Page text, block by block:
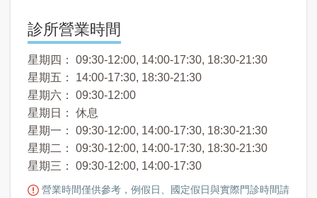
診所營業時間
星期四： 09:30-12:00, 14:00-17:30, 18:30-21:30
星期五： 14:00-17:30, 18:30-21:30
星期六： 09:30-12:00
星期日： 休息
星期一： 09:30-12:00, 14:00-17:30, 18:30-21:30
星期二： 09:30-12:00, 14:00-17:30, 18:30-21:30
星期三： 09:30-12:00, 14:00-17:30
營業時間僅供參考，例假日、國定假日與實際門診時間請